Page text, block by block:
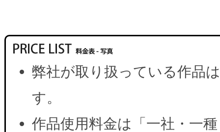
弊社が取り扱っている作品
す。
作品使用料金は「一社・一